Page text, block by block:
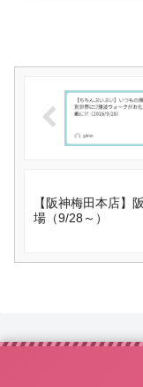
【阪神梅田本店】
場（9/28～）